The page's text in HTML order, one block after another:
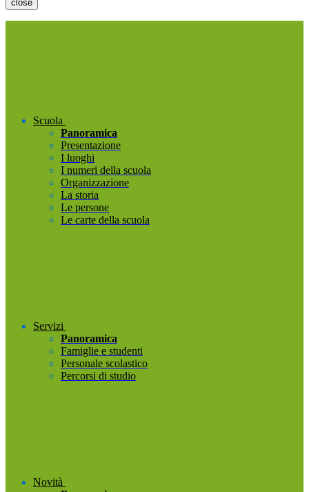
close
Scuola
Panoramica
Presentazione
I luoghi
I numeri della scuola
Organizzazione
La storia
Le persone
Le carte della scuola
Servizi
Panoramica
Famiglie e studenti
Personale scolastico
Percorsi di studio
Novità